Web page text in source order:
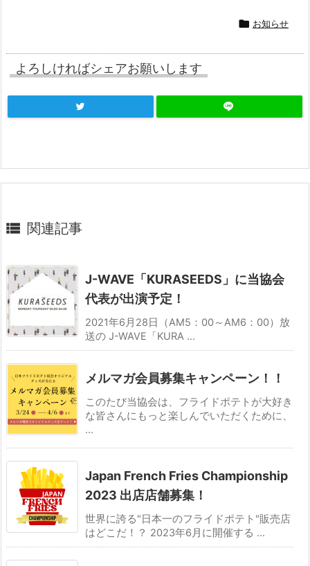
 お知らせ
よろしければシェアお願いします
 関連記事
J-WAVE「KURASEEDS」に当協会
代表が出演予定！
2021年6月28日（AM5：00～AM6：00）放
送の J-WAVE「KURA ...
メルマガ会員募集キャンペーン！！
このたび当協会は、フライドポテトが大好き
な皆さんにもっと楽しんでいただくために、
...
Japan French Fries Championship
2023 出店店舗募集！
世界に誇る"日本一のフライドポテト"販売店
はどこだ！？ 2023年6月に開催する ...